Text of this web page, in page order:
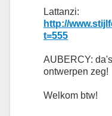
Lattanzi:
http://
t=555
AUBERCY:
ontwerpen zeg!
Welkom btw!